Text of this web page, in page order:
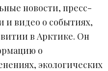
новости, пресс-
видео о событиях,
в Арктике. Он
о
экологических